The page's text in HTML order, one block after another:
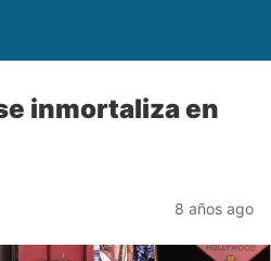
inmortaliza en
8 años ago